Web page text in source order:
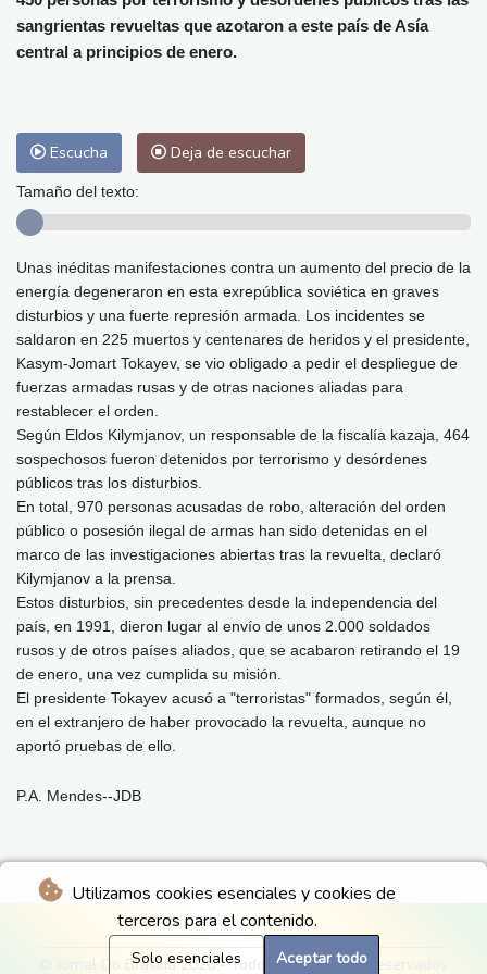
Utilizamos cookies esenciales y cookies de
terceros para el contenido.
Solo esenciales Aceptar todo
Málaga
28 °C Murcia
29 °C
Las Palmas de Gran Canaria
25 °C
San José
27 °C Asunción
Panama City
25 °C
sangrientas revueltas que azotaron a este país de Asía
central a principios de enero.
Escucha Deja de escuchar
Tamaño del texto:
Unas inéditas manifestaciones contra un aumento del precio de la
energía degeneraron en esta exrepública soviética en graves
disturbios y una fuerte represión armada. Los incidentes se
saldaron en 225 muertos y centenares de heridos y el presidente,
Kasym-Jomart Tokayev, se vio obligado a pedir el despliegue de
fuerzas armadas rusas y de otras naciones aliadas para
restablecer el orden.
Según Eldos Kilymjanov, un responsable de la fiscalía kazaja, 464
sospechosos fueron detenidos por terrorismo y desórdenes
públicos tras los disturbios.
En total, 970 personas acusadas de robo, alteración del orden
público o posesión ilegal de armas han sido detenidas en el
marco de las investigaciones abiertas tras la revuelta, declaró
Kilymjanov a la prensa.
Estos disturbios, sin precedentes desde la independencia del
país, en 1991, dieron lugar al envío de unos 2.000 soldados
rusos y de otros países aliados, que se acabaron retirando el 19
de enero, una vez cumplida su misión.
El presidente Tokayev acusó a "terroristas" formados, según él,
en el extranjero de haber provocado la revuelta, aunque no
aportó pruebas de ello.
P.A. Mendes--JDB
© Jornal Do Brasilia 2026 - Todos los derechos reservados